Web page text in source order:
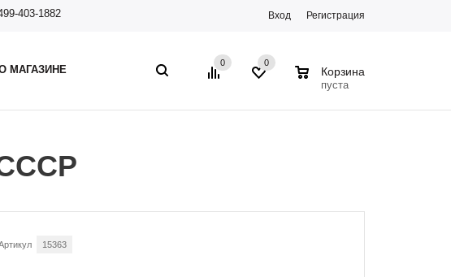
403-1882 Вход Регистрация
МАГАЗИНЕ
0 0
Корзина
пуста
15363